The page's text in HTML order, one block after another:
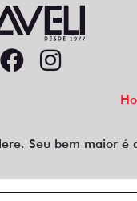
Seu bem maior é